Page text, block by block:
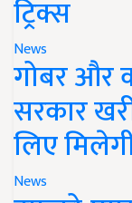
ट्रिक्स
News
गोबर और
सरकार
लिए
News